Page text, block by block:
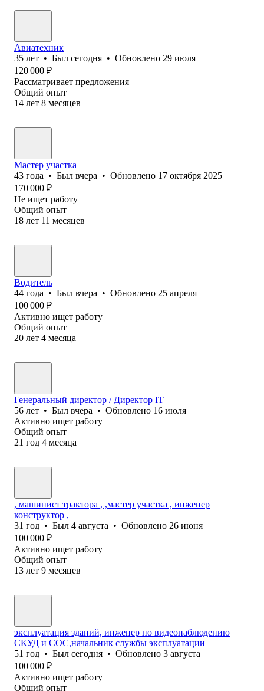
Авиатехник
35 лет • Был сегодня • Обновлено 29 июля
120 000 ₽
Рассматривает предложения
Общий опыт
14 лет 8 месяцев
Мастер участка
43 года • Был вчера • Обновлено 17 октября 2025
170 000 ₽
Не ищет работу
Общий опыт
18 лет 11 месяцев
Водитель
44 года • Был вчера • Обновлено 25 апреля
100 000 ₽
Активно ищет работу
Общий опыт
20 лет 4 месяца
Генеральный директор / Директор IT
56 лет • Был вчера • Обновлено 16 июля
Активно ищет работу
Общий опыт
21 год 4 месяца
, машинист трактора , ,мастер участка , инженер
конструктор ,
31 год • Был 4 августа • Обновлено 26 июня
100 000 ₽
Активно ищет работу
Общий опыт
13 лет 9 месяцев
эксплуатация зданий, инженер по видеонаблюдению
СКУД и СОС,начальник службы эксплуатации
51 год • Был сегодня • Обновлено 3 августа
100 000 ₽
Активно ищет работу
Общий опыт